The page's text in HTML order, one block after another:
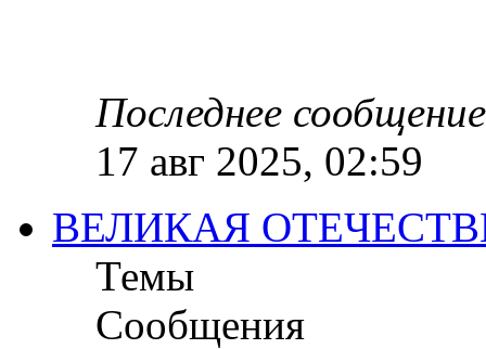
Последнее сообщение
17 авг 2025, 02:59
ВЕЛИКАЯ
Темы
Сообщения